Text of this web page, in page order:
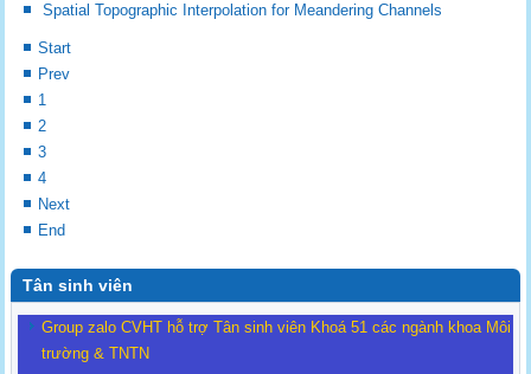
Spatial Topographic Interpolation for Meandering Channels
Start
Prev
1
2
3
4
Next
End
Tân sinh viên
Group zalo CVHT hỗ trợ Tân sinh viên Khoá 51 các ngành khoa Môi
trường & TNTN